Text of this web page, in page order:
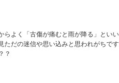
らよく「古傷が痛むと雨が降る」といい
ただの迷信や思い込みと思われがちで
？